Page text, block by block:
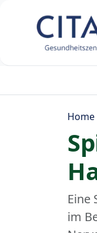
Home
Eine
im